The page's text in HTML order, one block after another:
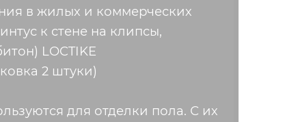
в жилых и коммерческих
к стене на клипсы,
LOCTIKE
2 штуки)
для отделки пола. С их